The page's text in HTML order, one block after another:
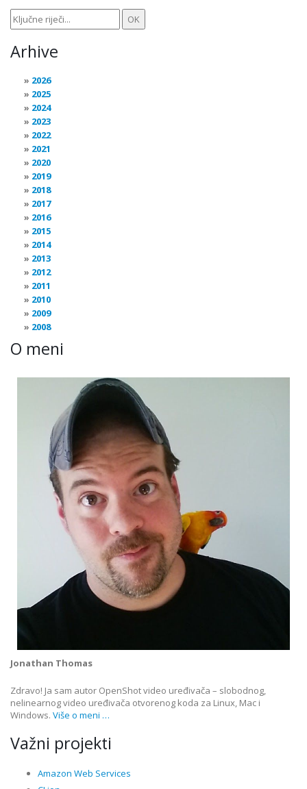
Arhive
2026
2025
2024
2023
2022
2021
2020
2019
2018
2017
2016
2015
2014
2013
2012
2011
2010
2009
2008
O meni
Jonathan Thomas
Zdravo! Ja sam autor OpenShot video uređivača – slobodnog,
nelinearnog video uređivača otvorenog koda za Linux, Mac i
Windows. Više o meni …
Važni projekti
Amazon Web Services